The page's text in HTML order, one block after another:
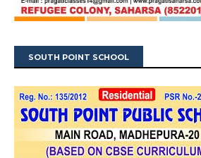
SOUTH POINT SCHOOL